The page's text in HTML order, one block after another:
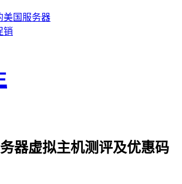
美国服务器
销
器虚拟主机测评及优惠码